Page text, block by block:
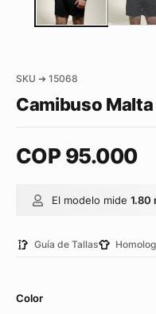
SKU ➜ 15068
Camibuso Malta
COP95.000
El modelo mide 1.80
Guía de Tallas
Color